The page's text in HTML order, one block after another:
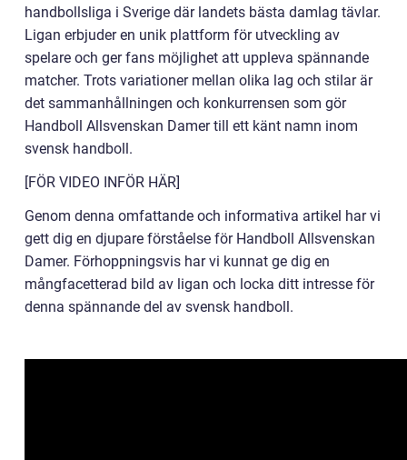
handbollsliga i Sverige där landets bästa damlag tävlar.
Ligan erbjuder en unik plattform för utveckling av
spelare och ger fans möjlighet att uppleva spännande
matcher. Trots variationer mellan olika lag och stilar är
det sammanhållningen och konkurrensen som gör
Handboll Allsvenskan Damer till ett känt namn inom
svensk handboll.
[FÖR VIDEO INFÖR HÄR]
Genom denna omfattande och informativa artikel har vi
gett dig en djupare förståelse för Handboll Allsvenskan
Damer. Förhoppningsvis har vi kunnat ge dig en
mångfacetterad bild av ligan och locka ditt intresse för
denna spännande del av svensk handboll.